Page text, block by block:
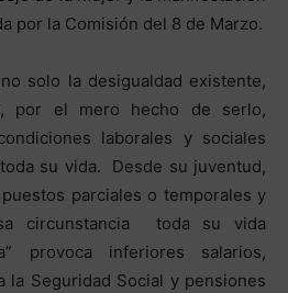
por la Comisión del 8 de Marzo.
solo la desigualdad existente,
por el mero hecho de serlo,
laborales y sociales
su vida. Desde su juventud,
parciales o temporales y
circunstancia toda su vida
provoca inferiores salarios,
la Seguridad Social y pensiones